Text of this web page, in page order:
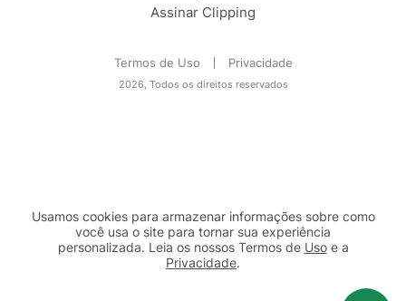
Assinar Clipping
Termos de Uso Privacidade
2026, Todos os direitos reservados
Usamos cookies para armazenar informações sobre como
você usa o site para tornar sua experiência
personalizada. Leia os nossos Termos de Usoe a
Privacidade.